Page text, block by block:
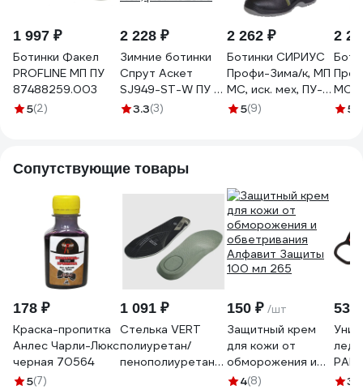
1 997 ₽
Ботинки Факел
PROFLINE МП ПУ
87488259.003
5(2)
2 228 ₽
Зимние ботинки
Спрут Аскет
SJ949-ST-W ПУ с
МП,3.3(3)
2 262 ₽
Ботинки СИРИУС
Профи-Зима/к, МП
МС, иск. мех, ПУ-
ТПУ р. 38 128887
5(9)
2
МС,
ТПУ
5
Сопутствующие товары
178 ₽
Краска-пропитка
Анлес Чарли-Люкс
черная 70564
5(7)
1 091 ₽
Стелька VERT
полиуретан/
пенополиуретан
150 ₽ /шт
Защитный крем
для кожи от
обморожения и
обветривания
4(8)
530
р. L3.5